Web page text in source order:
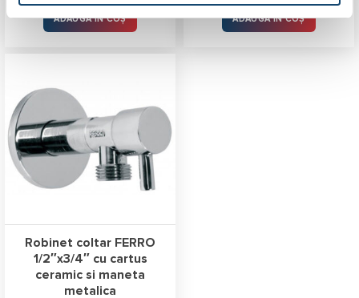
ADAUGĂ ÎN COȘ ADAUGĂ ÎN COȘ
Robinet coltar FERRO
1/2″x3/4″ cu cartus
ceramic si maneta
metalica